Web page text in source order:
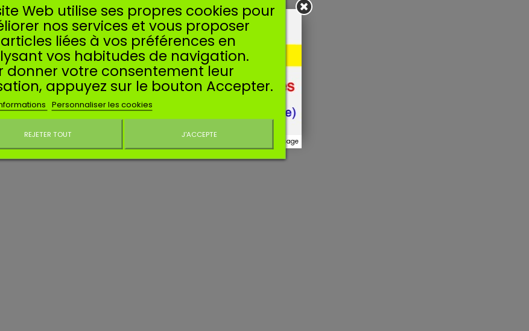
Web utilise ses propres cookies pour
nos services et vous proposer
liées à vos préférences en
vos habitudes de navigation.
donner votre consentement leur
appuyez sur le bouton Accepter.
Personnaliser les cookies
REJETER TOUT J'ACCEPTE
Ne plus afficher ce message